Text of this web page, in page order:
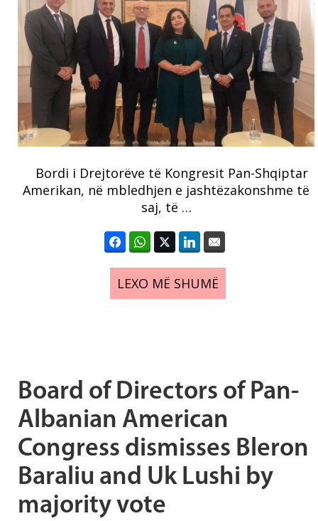
Bordi i Drejtorëve të Kongresit Pan-Shqiptar
Amerikan, në mbledhjen e jashtëzakonshme të
saj, të …
LEXO MË SHUMË
Board of Directors of Pan-
Albanian American
Congress dismisses Bleron
Baraliu and Uk Lushi by
majority vote